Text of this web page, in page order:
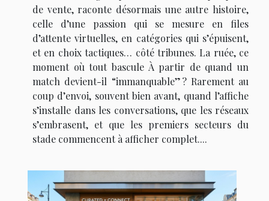
de vente, raconte désormais une autre histoire,
celle d’une passion qui se mesure en files
d’attente virtuelles, en catégories qui s’épuisent,
et en choix tactiques… côté tribunes. La ruée, ce
moment où tout bascule À partir de quand un
match devient-il “immanquable” ? Rarement au
coup d’envoi, souvent bien avant, quand l’affiche
s’installe dans les conversations, que les réseaux
s’embrasent, et que les premiers secteurs du
stade commencent à afficher complet....